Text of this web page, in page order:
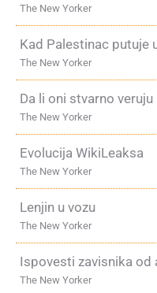
The New Yorker
Kad Palestinac putuje
The New Yorker
Da li oni stvarno
The New Yorker
Evolucija WikiLeaksa
The New Yorker
Lenjin u vozu
The New Yorker
Ispovesti zavisnika od
The New Yorker